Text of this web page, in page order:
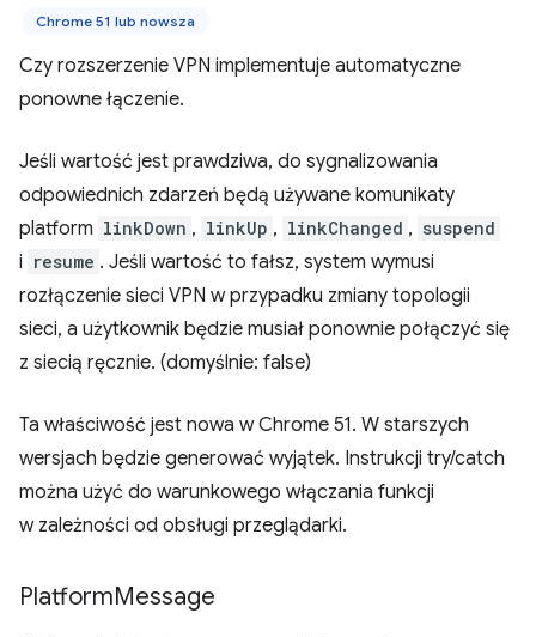
Chrome 51 lub nowsza
Czy rozszerzenie VPN implementuje automatyczne
ponowne łączenie.
Jeśli wartość jest prawdziwa, do sygnalizowania
odpowiednich zdarzeń będą używane komunikaty
platform linkDown , linkUp , linkChanged , suspend
i resume . Jeśli wartość to fałsz, system wymusi
rozłączenie sieci VPN w przypadku zmiany topologii
sieci, a użytkownik będzie musiał ponownie połączyć się
z siecią ręcznie. (domyślnie: false)
Ta właściwość jest nowa w Chrome 51. W starszych
wersjach będzie generować wyjątek. Instrukcji try/catch
można użyć do warunkowego włączania funkcji
w zależności od obsługi przeglądarki.
PlatformMessage